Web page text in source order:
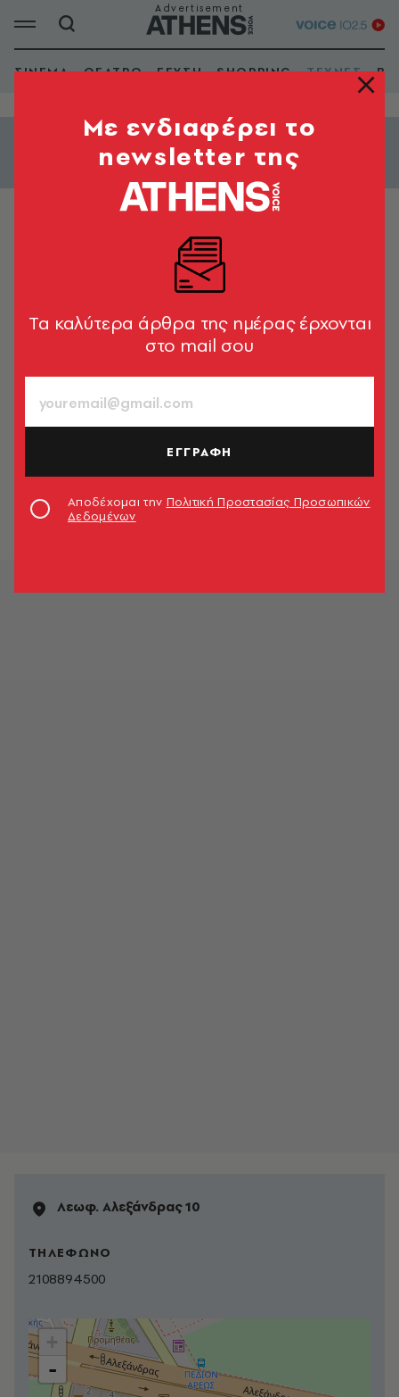
ΣΙΝΕΜΑ ΘΕΑΤΡΟ ΓΕΥΣΗ SHOPPING ΤΕΧΝΕΣ
Εμφάνιση φίλτρων
Radisson Blu Park Hotel
Λεωφ. Αλεξάνδρας 10
ΤΗΛΕΦΩΝΟ
2108894500
-
Mε ενδιαφέρει το
newsletter της
Tα καλύτερα άρθρα της ημέρας έρχονται
στο mail σου
ΕΓΓΡΑΦΗ
Αποδέχομαι την Πολιτική Προστασίας Προσωπικών
Δεδομένων